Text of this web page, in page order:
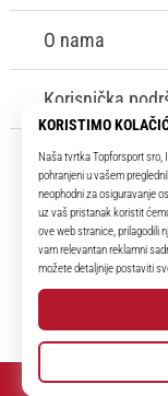
Tvoj smo pouzdani
donosimo ti
O nama
Korisnička